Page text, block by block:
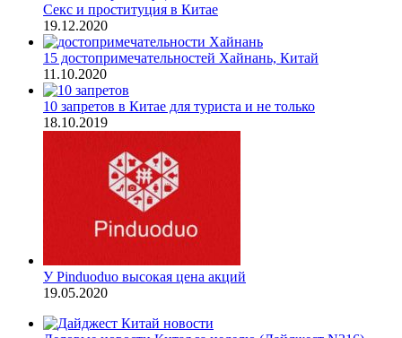
Секс и проституция в Китае
19.12.2020
15 достопримечательностей Хайнань, Китай
11.10.2020
10 запретов в Китае для туриста и не только
18.10.2019
У Pinduoduo высокая цена акций
19.05.2020